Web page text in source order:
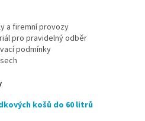
a firemní provozy
pro pravidelný odběr
podmínky
košů do 60 litrů